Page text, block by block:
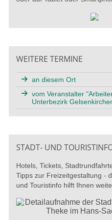
WEITERE TERMINE
an diesem Ort
vom Veranstalter
Unterbezirk
STADT- UND
Hotels, Tickets,
Tipps zur Freizeitgestaltung -
und Touristinfo hilft Ihnen